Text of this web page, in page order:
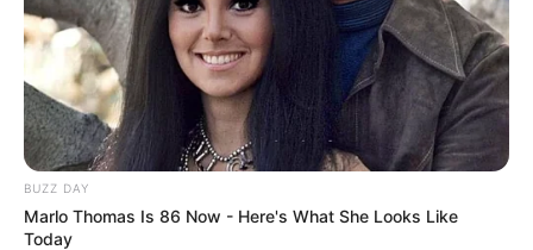
BUZZ DAY
Marlo Thomas Is 86 Now - Here's What She Looks Like
Today